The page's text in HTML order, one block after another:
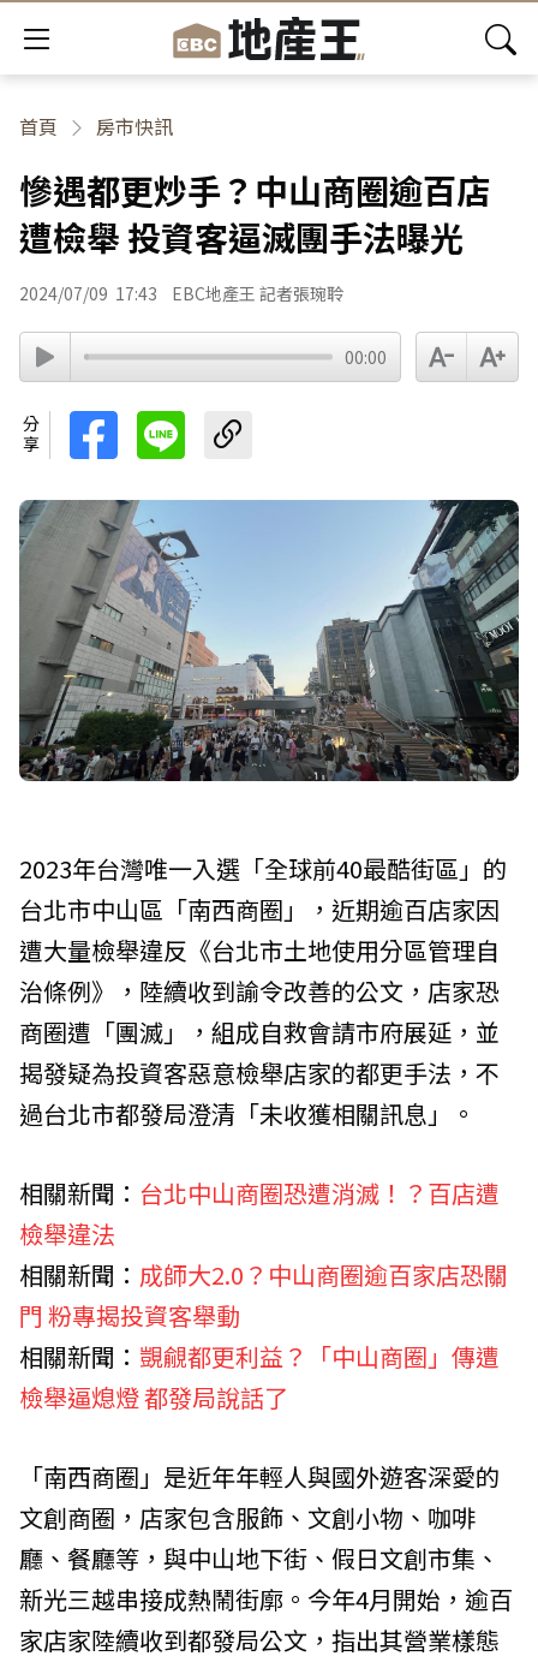
首頁 房市快訊
慘遇都更炒手？中山商圈逾百店
遭檢舉 投資客逼滅團手法曝光
2024/07/09 17:43 EBC地產王 記者張琬聆
00:00
分享
2023年台灣唯一入選「全球前40最酷街區」的
台北市中山區「南西商圈」，近期逾百店家因
遭大量檢舉違反《台北市土地使用分區管理自
治條例》，陸續收到諭令改善的公文，店家恐
商圈遭「團滅」，組成自救會請市府展延，並
揭發疑為投資客惡意檢舉店家的都更手法，不
過台北市都發局澄清「未收獲相關訊息」。
相關新聞： 台北中山商圈恐遭消滅！？百店遭
檢舉違法
相關新聞： 成師大2.0？中山商圈逾百家店恐關
門 粉專揭投資客舉動
相關新聞： 覬覦都更利益？「中山商圈」傳遭
檢舉逼熄燈 都發局說話了
「南西商圈」是近年年輕人與國外遊客深愛的
文創商圈，店家包含服飾、文創小物、咖啡
廳、餐廳等，與中山地下街、假日文創市集、
新光三越串接成熱鬧街廓。今年4月開始，逾百
家店家陸續收到都發局公文，指出其營業樣態